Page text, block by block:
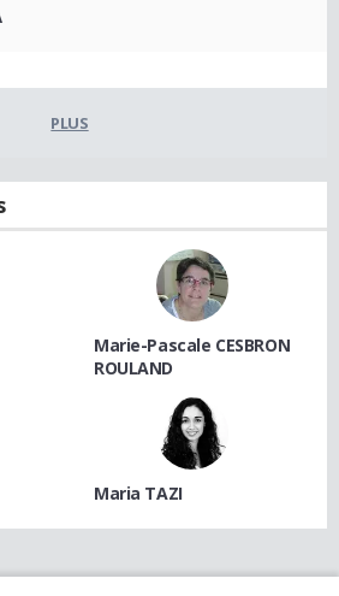
PLUS
Marie-Pascale CESBRON
ROULAND
Maria TAZI